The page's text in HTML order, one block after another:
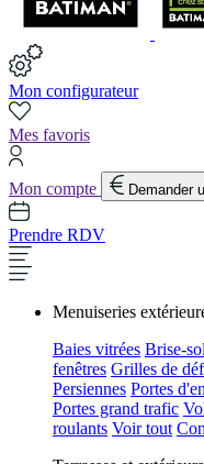
Mon configurateur
Mes favoris
Mon compte Demander
Prendre RDV
Menuiseries
Baies vitrées Brise-
fenêtres Grilles de
Persiennes Portes
Portes grand trafic
roulants Voir tout